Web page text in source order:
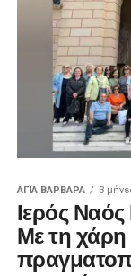
ΑΓΙΑ ΒΑΡΒΑΡΑ 3
Ιερός
Με τη